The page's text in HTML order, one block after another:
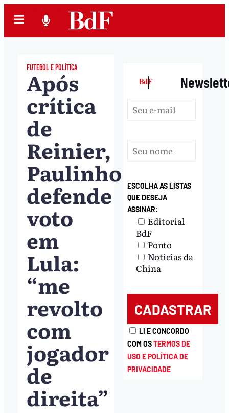
FUTEBOL E POLÍTICA
Após
crítica
de
Reinier,
Paulinho
defende
voto
em
Lula:
“me
revolto
com
jogador
de
direita”
|
ESCOLHA AS LISTAS
QUE DESEJA
ASSINAR:
Editorial
BdF
Ponto
Notícias da
China
LI E CONCORDO
COM OSTERMOS DE
USO E POLÍTICA DE
PRIVACIDADE